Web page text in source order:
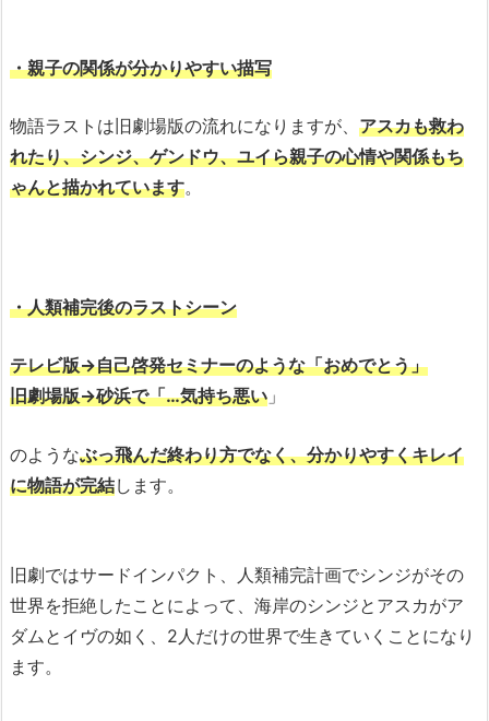
・親子の関係が分かりやすい描写
物語ラストは旧劇場版の流れになりますが、 アスカも救わ
れたり、シンジ、ゲンドウ、ユイら親子の心情や関係もち
ゃんと描かれています。
・人類補完後のラストシーン
テレビ版→自己啓発セミナーのような「おめでとう」
旧劇場版→砂浜で「…気持ち悪い 」
のようなぶっ飛んだ終わり方でなく、分かりやすくキレイ
に物語が完結します。
旧劇ではサードインパクト、人類補完計画でシンジがその
世界を拒絶したことによって、海岸のシンジとアスカがア
ダムとイヴの如く、2人だけの世界で生きていくことになり
ます。